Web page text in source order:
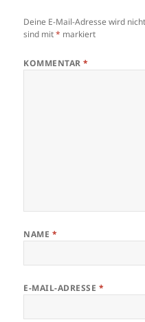
Deine E-Mail-Adresse wird
sind mit* markiert
KOMMENTAR*
NAME *
E-MAIL-ADRESSE *